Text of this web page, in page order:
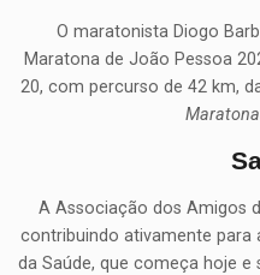
O maratonista Diogo
Maratona de João Pessoa
20, com percurso de 42 km,
A Associação dos Amigos
contribuindo ativamente para
da Saúde, que começa hoje